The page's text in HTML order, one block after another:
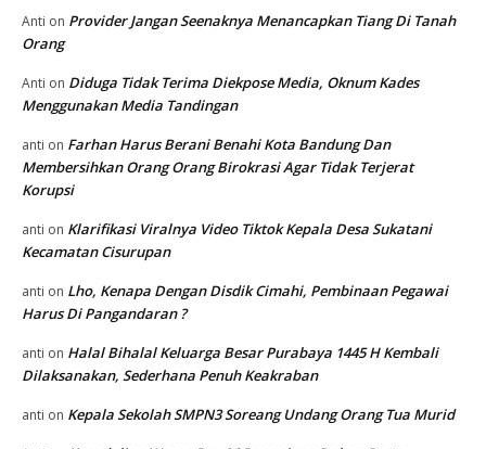
Anti on Provider Jangan Seenaknya Menancapkan Tiang Di Tanah
Orang
Anti on Diduga Tidak Terima Diekpose Media, Oknum Kades
Menggunakan Media Tandingan
anti on Farhan Harus Berani Benahi Kota Bandung Dan
Membersihkan Orang Orang Birokrasi Agar Tidak Terjerat
Korupsi
anti on Klarifikasi Viralnya Video Tiktok Kepala Desa Sukatani
Kecamatan Cisurupan
anti on Lho, Kenapa Dengan Disdik Cimahi, Pembinaan Pegawai
Harus Di Pangandaran ?
anti on Halal Bihalal Keluarga Besar Purabaya 1445 H Kembali
Dilaksanakan, Sederhana Penuh Keakraban
anti on Kepala Sekolah SMPN3 Soreang Undang Orang Tua Murid